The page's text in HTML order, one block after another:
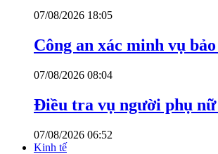
07/08/2026 18:05
Công an xác minh vụ
07/08/2026 08:04
Điều tra vụ người phụ
07/08/2026 06:52
Kinh tế